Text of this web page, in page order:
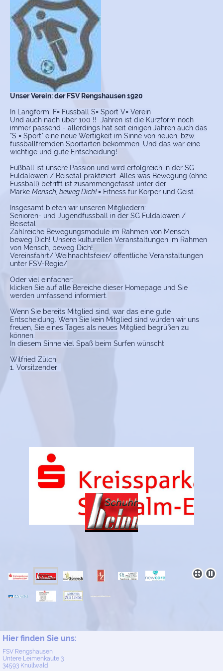
Unser Verein: der FSV Rengshausen 1920
n Langform: F= Fussball S= Sport V= Verein
Und auch nach über 100 !! Jahren ist die Kurzform noch
immer passend - allerdings hat seit einigen Jahren auch das
"S = Sport" eine neue Wertigkeit im Sinne von neuen, bzw.
fussballfremden Sportarten bekommen. Und das war eine
wichtige und gute Entscheidung!
Fußball ist unsere Passion und wird erfolgreich in der SG
Fuldalöwen / Beisetal praktiziert. Alles was Bewegung (ohne
Fussball) betrifft ist zusammengefasst unter der
Marke Mensch, beweg Dich!= Fitness für Körper und Geist.
Insgesamt bieten wir unseren Mitgliedern:
Senioren- und Jugendfussball in der SG Fuldalöwen /
Beisetal
Zahlreiche Bewegungsmodule im Rahmen von Mensch,
beweg Dich! Unsere kulturellen Veranstaltungen im Rahmen
von Mensch, beweg Dich!
Vereinsfahrt/ Weihnachtsfeier/ öffentliche Veranstaltungen
unter FSV-Regie/
Oder viel einfacher:
klicken Sie auf alle Bereiche dieser Homepage und Sie
werden umfassend informiert.
Wenn Sie bereits Mitglied sind, war das eine gute
Entscheidung. Wenn Sie kein Mitglied sind würden wir uns
freuen, Sie eines Tages als neues Mitglied begrüßen zu
können.
In diesem Sinne viel Spaß beim Surfen wünscht
Wilfried Zülch
1. Vorsitzender
Hier finden Sie uns:
FSV Rengshausen
Untere Leimenkaute 3
34593 Knüllwald